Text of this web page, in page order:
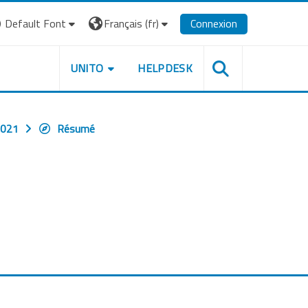
Default Font
Français ‎(fr)‎ Connexion
UNITO HELPDESK
Résumé